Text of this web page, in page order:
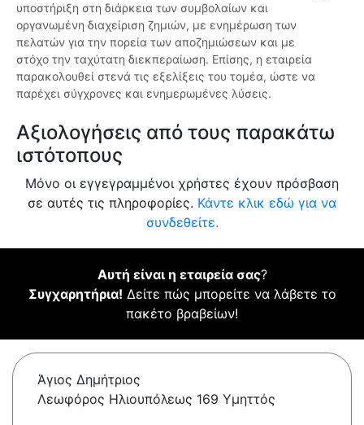
υποστήριξη στη διάρκεια των συμβολαίων και
οργανωμένη διαχείριση ζημιών, με ενημέρωση των
πελατών για την πορεία των αποζημιώσεων και με
στόχο την ταχύτατη διεκπεραίωση. Επίσης, η εταιρεία
παρακολουθεί στενά τις εξελίξεις του τομέα, ώστε να
παρέχει σύγχρονες και ενημερωμένες λύσεις.
Αξιολογήσεις από τους παρακάτω
ιστότοπους
Μόνο οι εγγεγραμμένοι χρήστες έχουν πρόσβαση
σε αυτές τις πληροφορίες. Κάντε κλικ εδώ για να
συνδεθείτε.
Αυτή είναι η εταιρεία σας?
Συγχαρητήρια! Δείτε πώς μπορείτε να λάβετε το
πακέτο βραβείων!
Άγιος Δημήτριος
Λεωφόρος Ηλιουπόλεως 169 Υμηττός